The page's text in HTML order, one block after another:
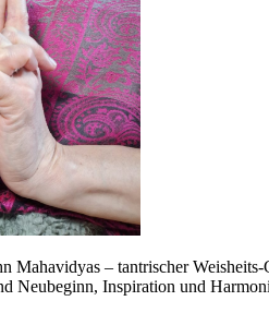
Mahavidyas – tantrischer Weisheits-
Neubeginn, Inspiration und